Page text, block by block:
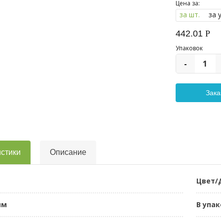
Цена за:
за шт. за
442.01 Р
Упаковок
-
Описание
Цвет/
В